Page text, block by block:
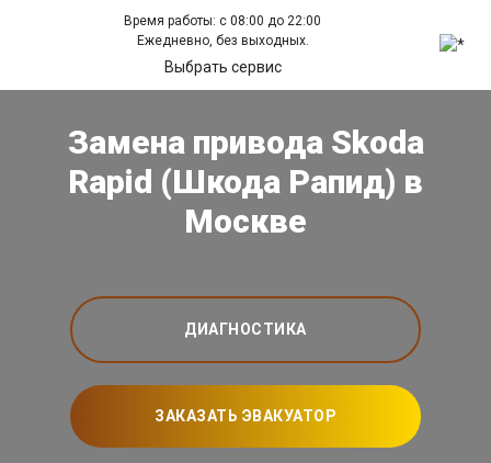
Время работы: с 08:00 до 22:00
Ежедневно, без выходных.
Выбрать сервис
Замена привода Skoda
Rapid (Шкода Рапид) в
Москве
ДИАГНОСТИКА
ЗАКАЗАТЬ ЭВАКУАТОР